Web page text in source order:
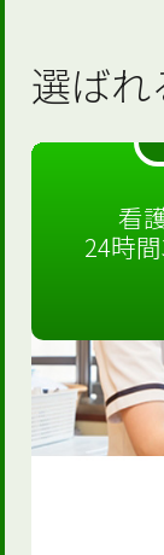
選ばれ
看
24時